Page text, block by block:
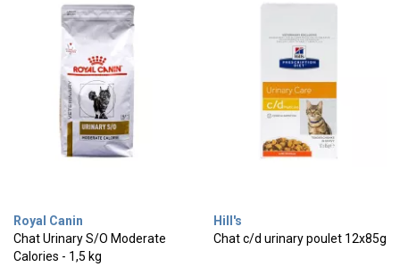
Royal Canin
Chat Urinary S/O Moderate
Calories - 1,5 kg
Hill's
Chat c/d urinary poulet 12x85g